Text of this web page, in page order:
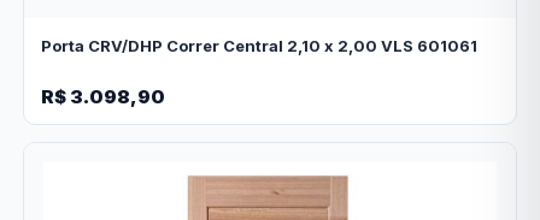
Porta CRV/DHP Correr Central 2,10 x 2,00 VLS 601061
R$ 3.098,90